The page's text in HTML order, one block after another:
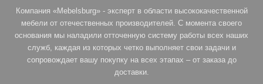
Компания «Mebelsburg» - эксперт в области высококачественной
мебели от отечественных производителей. С момента своего
основания мы наладили отточенную систему работы всех наших
служб, каждая из которых четко выполняет свои задачи и
сопровождает вашу покупку на всех этапах – от заказа до
доставки.